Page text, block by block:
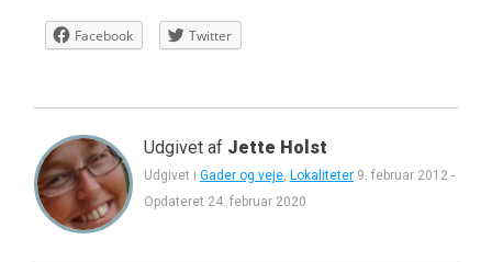
Facebook Twitter
Udgivet af Jette Holst
Udgivet i Gader og veje, Lokaliteter 9. februar 2012-
Opdateret 24. februar 2020